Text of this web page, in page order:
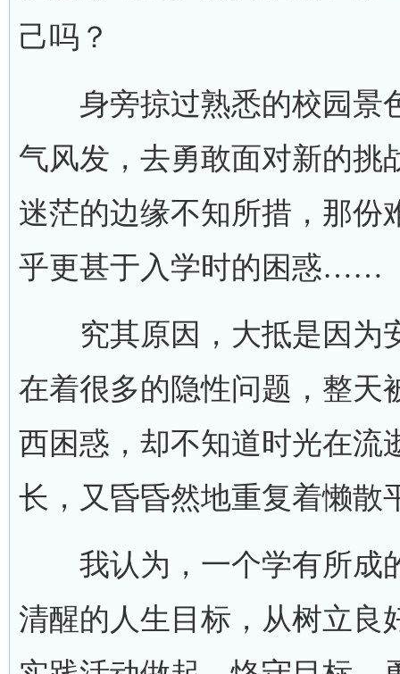
己吗？
身旁掠过熟悉的校园景
气风发，去勇敢面对新的挑
迷茫的边缘不知所措，那份
乎更甚于入学时的困惑……
究其原因，大抵是因为
在着很多的隐性问题，整天
西困惑，却不知道时光在流
长，又昏昏然地重复着懒散
我认为，一个学有所成
清醒的人生目标，从树立良